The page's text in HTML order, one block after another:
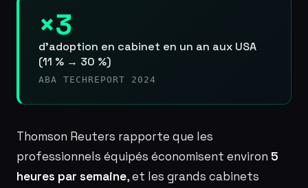
×3
d’adoption en cabinet en un an aux USA
(11 % → 30 %)
ABA TECHREPORT 2024
Thomson Reuters rapporte que les
professionnels équipés économisent environ 5
heures par semaine, et les grands cabinets